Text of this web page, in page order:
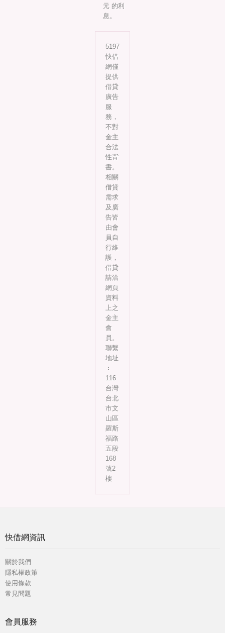
元 的利
息。
5197
快借
網僅
提供
借貸
廣告
服
務，
不對
金主
合法
性背
書。
相關
借貸
需求
及廣
告皆
由會
員自
行維
護，
借貸
請洽
網頁
資料
上之
金主
會
員。
聯繫
地址
︰
116
台灣
台北
市文
山區
羅斯
福路
五段
168
號2
樓
快借網資訊
關於我們
隱私權政策
使用條款
常見問題
會員服務